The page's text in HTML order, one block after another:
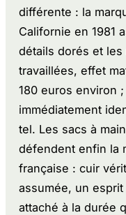
différente : la
Californie en 1981
détails dorés et
travaillées, effet
180 euros environ
immédiatement
tel. Les sacs à
défendent enfin la
française : cuir
assumée, un
attaché à la durée